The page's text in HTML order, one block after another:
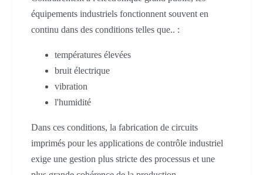
équipements industriels fonctionnent souvent en
continu dans des conditions telles que.. :
températures élevées
bruit électrique
vibration
l'humidité
Dans ces conditions, la fabrication de circuits
imprimés pour les applications de contrôle industriel
exige une gestion plus stricte des processus et une